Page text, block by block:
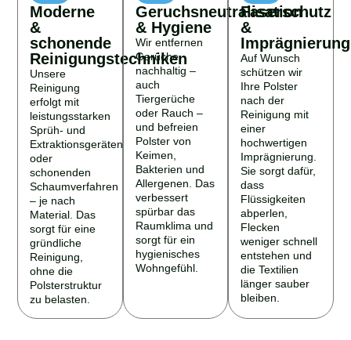
Moderne
&
schonende
Reinigungstechniken
Unsere
Reinigung
erfolgt mit
leistungsstarken
Sprüh- und
Extraktionsgeräten
oder
schonenden
Schaumverfahren
– je nach
Material. Das
sorgt für eine
gründliche
Reinigung,
ohne die
Polsterstruktur
zu belasten.
Geruchsneutralisation
& Hygiene
Wir entfernen
Gerüche
nachhaltig –
auch
Tiergerüche
oder Rauch –
und befreien
Polster von
Keimen,
Bakterien und
Allergenen. Das
verbessert
spürbar das
Raumklima und
sorgt für ein
hygienisches
Wohngefühl.
Faserschutz
&
Imprägnierung
Auf Wunsch
schützen wir
Ihre Polster
nach der
Reinigung mit
einer
hochwertigen
Imprägnierung.
Sie sorgt dafür,
dass
Flüssigkeiten
abperlen,
Flecken
weniger schnell
entstehen und
die Textilien
länger sauber
bleiben.